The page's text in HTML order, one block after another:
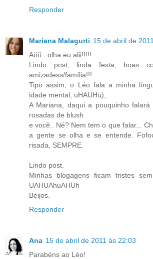
Responder
Mariana Malagurti 15 de abril de
Aíííí.. olha eu alii!!!!!
Lindo post, linda festa, boas
amizadess/família!!!
Tipo assim, o Léo fala a minha
idade mental, uHAUHu),
A Mariana, daqui a pouquinho falará
rosadas de blush
e você.. Né? Nem tem o que falar...
a gente se olha e se entende.
risada, SEMPRE.
Lindo post.
Minhas blogagens ficam tristes
UAHUAhuAHUh
Beijos.
Responder
Ana 15 de abril de 2011 às 22:03
Parabéns ao Léo!